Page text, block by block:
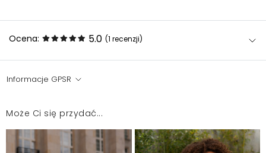
Ocena: 5.0 (1 recenzji)
Marta
Informacje GPSR
Może Ci się przydać...